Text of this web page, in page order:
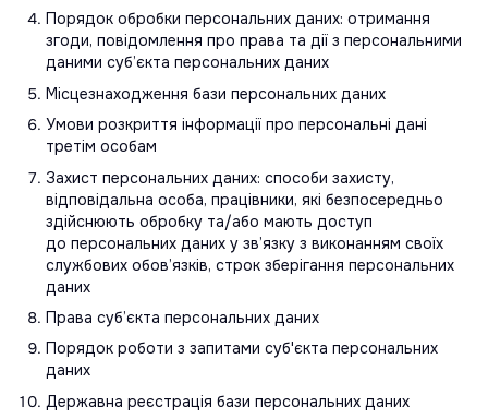
Порядок обробки персональних даних: отримання
згоди, повідомлення про права та дії з персональними
даними суб’єкта персональних даних
Місцезнаходження бази персональних даних
Умови розкриття інформації про персональні дані
третім особам
Захист персональних даних: способи захисту,
відповідальна особа, працівники, які безпосередньо
здійснюють обробку та/або мають доступ
до персональних даних у зв’язку з виконанням своїх
службових обов’язків, строк зберігання персональних
даних
Права суб’єкта персональних даних
Порядок роботи з запитами суб'єкта персональних
даних
Державна реєстрація бази персональних даних